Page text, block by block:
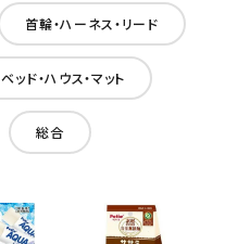
首輪・ハーネス・リード
ベッド・ハウス・マット
総合